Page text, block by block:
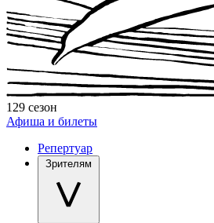
129 сезон
Афиша и билеты
Репертуар
Зрителям